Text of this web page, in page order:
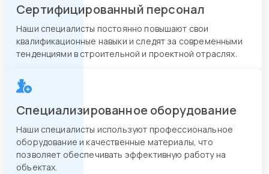
Сертифицированный персонал
Наши специалисты постоянно повышают свои
квалификационные навыки и следят за современными
тенденциями в строительной и проектной отраслях.
Специализированное оборудование
Наши специалисты используют профессиональное
оборудование и качественные материалы, что
позволяет обеспечивать эффективную работу на
объектах.